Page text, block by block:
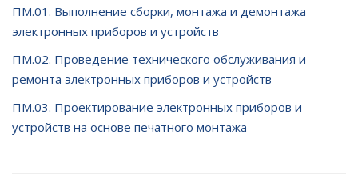
ПМ.01. Выполнение сборки, монтажа и демонтажа
электронных приборов и устройств
ПМ.02. Проведение технического обслуживания и
ремонта электронных приборов и устройств
ПМ.03. Проектирование электронных приборов и
устройств на основе печатного монтажа